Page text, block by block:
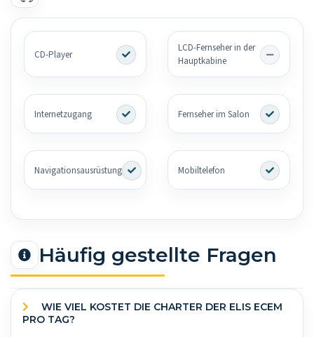
CD-Player
LCD-Fernseher in der
Hauptkabine
Internetzugang Fernseher im Salon
Navigationsausrüstung Mobiltelefon
Häufig gestellte Fragen
PRO TAG?